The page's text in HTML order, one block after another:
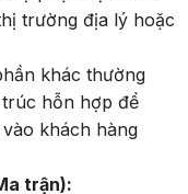
trường địa lý hoặc
khác thường
hỗn hợp để
khách hàng
trận):